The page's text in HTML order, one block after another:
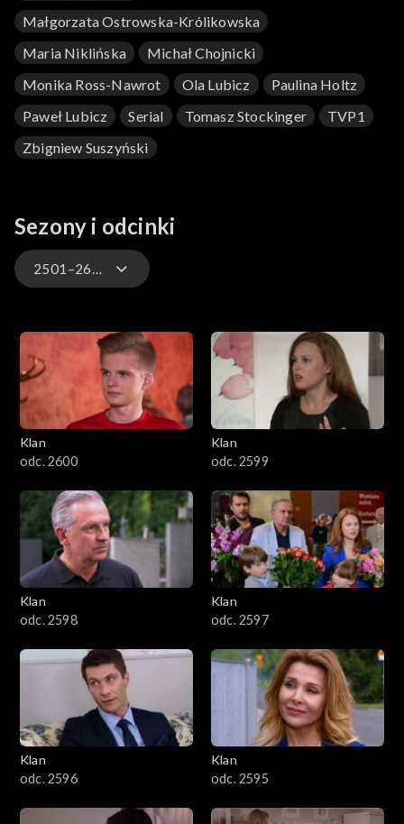
Małgorzata Ostrowska-Królikowska
Maria Niklińska
Michał Chojnicki
Monika Ross-Nawrot
Ola Lubicz
Paulina Holtz
Paweł Lubicz
Serial Tomasz Stockinger
TVP1
Zbigniew Suszyński
Sezony i odcinki
2501–2600
4601–4700
4501–4600
4401–4500
4301–4400
4201–4300
4101–4200
3901–4000
3801–3900
3701–3800
Klan
odc. 2600
Klan
odc. 2599
Klan
odc. 2598
Klan
odc. 2597
Klan
odc. 2596
Klan
odc. 2595